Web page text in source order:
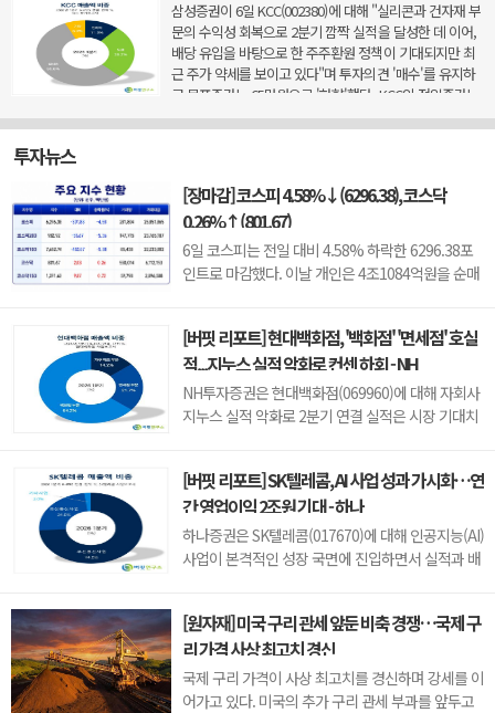
삼성증권이 6일 KCC(002380)에 대해 "실리콘과 건자재 부
문의 수익성 회복으로 2분기 깜짝 실적을 달성한 데 이어,
배당 유입을 바탕으로 한 주주환원 정책이 기대되지만 최
근 주가 약세를 보이고 있다"며 투자의견 '매수'를 유지하
고 목표주가는 65만원으로 '하향'했다. KCC의 전일종가는
43만2000원이다.조현렬 삼성증권 애널리스트는 ...
투자뉴스
[장마감] 코스피 4.58%↓(6296.38), 코스닥
0.26%↑(801.67)
6일 코스피는 전일 대비 4.58% 하락한 6296.38포
인트로 마감했다. 이날 개인은 4조1084억원을 순매
801.67포인트로 거래를 마쳤다. 개인과 기관은 각각
1279억원, 1652억원을 순매수한 반면 외국인은
2923억원을 순매도했다.임정은 KB증권 연구원은
KB리서치 장...
[버핏 리포트] 현대백화점, '백화점' '면세점' 호실
적...지누스 실적 악화로 컨센 하회 - NH
NH투자증권은 현대백화점(069960)에 대해 자회사
지누스 실적 악화로 2분기 연결 실적은 시장 기대치
수’를 유지했으나 목표주가는 기존 24만원에서 18
만원으로 하향했다. 현대백화점의 전일 종가는 11만
100원이다.주영훈 NH투자증권 연...
[버핏 리포트] SK텔레콤, AI 사업 성과 가시화…연
간 영업이익 2조원 기대 - 하나
하나증권은 SK텔레콤(017670)에 대해 인공지능(AI)
사업이 본격적인 성장 국면에 진입하면서 실적과 배
의 전일종가는 9만3000원이다.김홍식 하나증권 연
구원은 "SK텔레콤의 올해 2분기 연결 기준 영업이
익은 5660억원으로 시장 기대치를 웃돌...
[원자재] 미국 구리 관세 앞둔 비축 경쟁…국제 구
리 가격 사상 최고치 경신
국제 구리 가격이 사상 최고치를 경신하며 강세를 이
어가고 있다. 미국의 추가 구리 관세 부과를 앞두고